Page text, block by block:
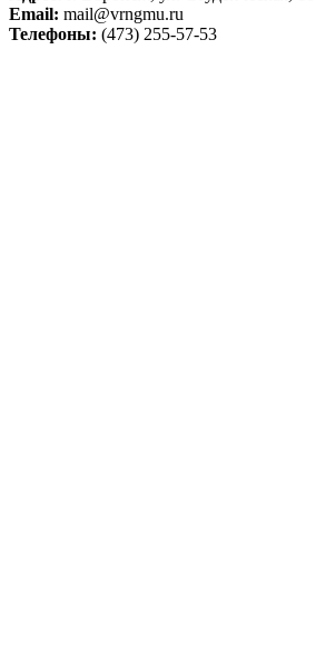
Email: mail@vrngmu.ru
Телефоны: (473) 255-57-53